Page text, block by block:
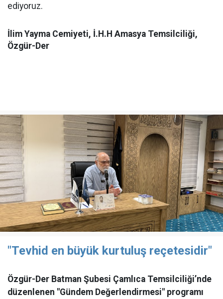
ediyoruz.
İlim Yayma Cemiyeti, İ.H.H Amasya Temsilciliği,
Özgür-Der
"Tevhid en büyük kurtuluş reçetesidir"
Özgür-Der Batman Şubesi Çamlıca Temsilciliği’nde
düzenlenen "Gündem Değerlendirmesi" programı